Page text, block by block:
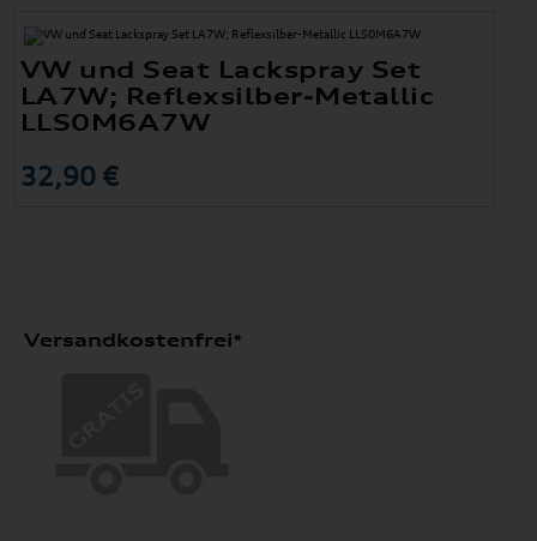
VW und Seat Lackspray Set
LA7W; Reflexsilber-Metallic
LLS0M6A7W
32,90 €
Versandkostenfrei*